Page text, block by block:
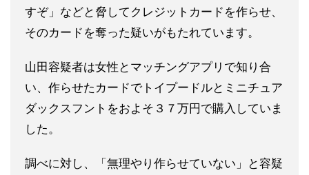
すぞ」などと脅してクレジットカードを作らせ、
そのカードを奪った疑いがもたれています。
山田容疑者は女性とマッチングアプリで知り合
い、作らせたカードでトイプードルとミニチュア
ダックスフントをおよそ３７万円で購入していま
した。
調べに対し、「無理やり作らせていない」と容疑